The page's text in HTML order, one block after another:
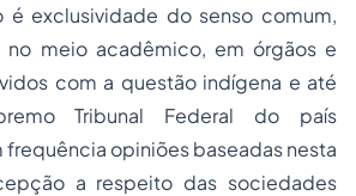
é exclusividade do senso comum,
no meio acadêmico, em órgãos e
com a questão indígena e até
Tribunal Federal do país
opiniões baseadas nesta
a respeito das sociedades